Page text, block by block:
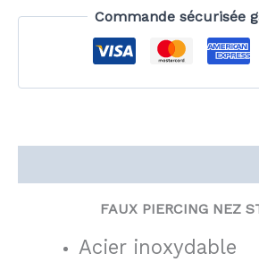
Commande sécurisée
FAUX PIERCING NEZ
Acier inoxydable